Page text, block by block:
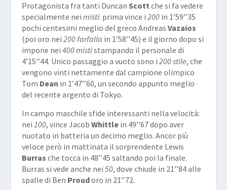
Protagonista fra tanti Duncan Scott che si fa vedere
specialmente nei misti: prima vince i 200in 1’59’’35
pochi centesimi meglio del greco Andreas Vazaios
(poi oro nei 200 farfalla in 1’58’’45) e il giorno dopo si
impone nei 400 mististampando il personale di
4’15’’44. Unico passaggio a vuoto sono i 200 stile, che
vengono vinti nettamente dal campione olimpico
Tom Dean in 1’47’’60, un secondo appunto meglio
del recente argento di Tokyo.
In campo maschile sfide interessanti nella velocità:
nei 100, vince Jacob Whittlein 49’’67 dopo aver
nuotato in batteria un decimo meglio. Ancor più
veloce però in mattinata il sorprendente Lewis
Burras che tocca in 48’’45 saltando poi la finale.
Burras si vede anche nei 50, dove chiude in 21’’84 alle
spalle di Ben Proudoro in 21’’72.